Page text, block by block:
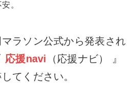
。
ラソン公式から発表され
応援navi （応援ナビ） 』
てください。